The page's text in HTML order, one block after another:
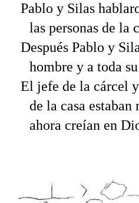
Pablo y Silas
las personas de la
Después Pablo y
hombre y a toda
El jefe de la cárcel
de la casa
ahora creían en